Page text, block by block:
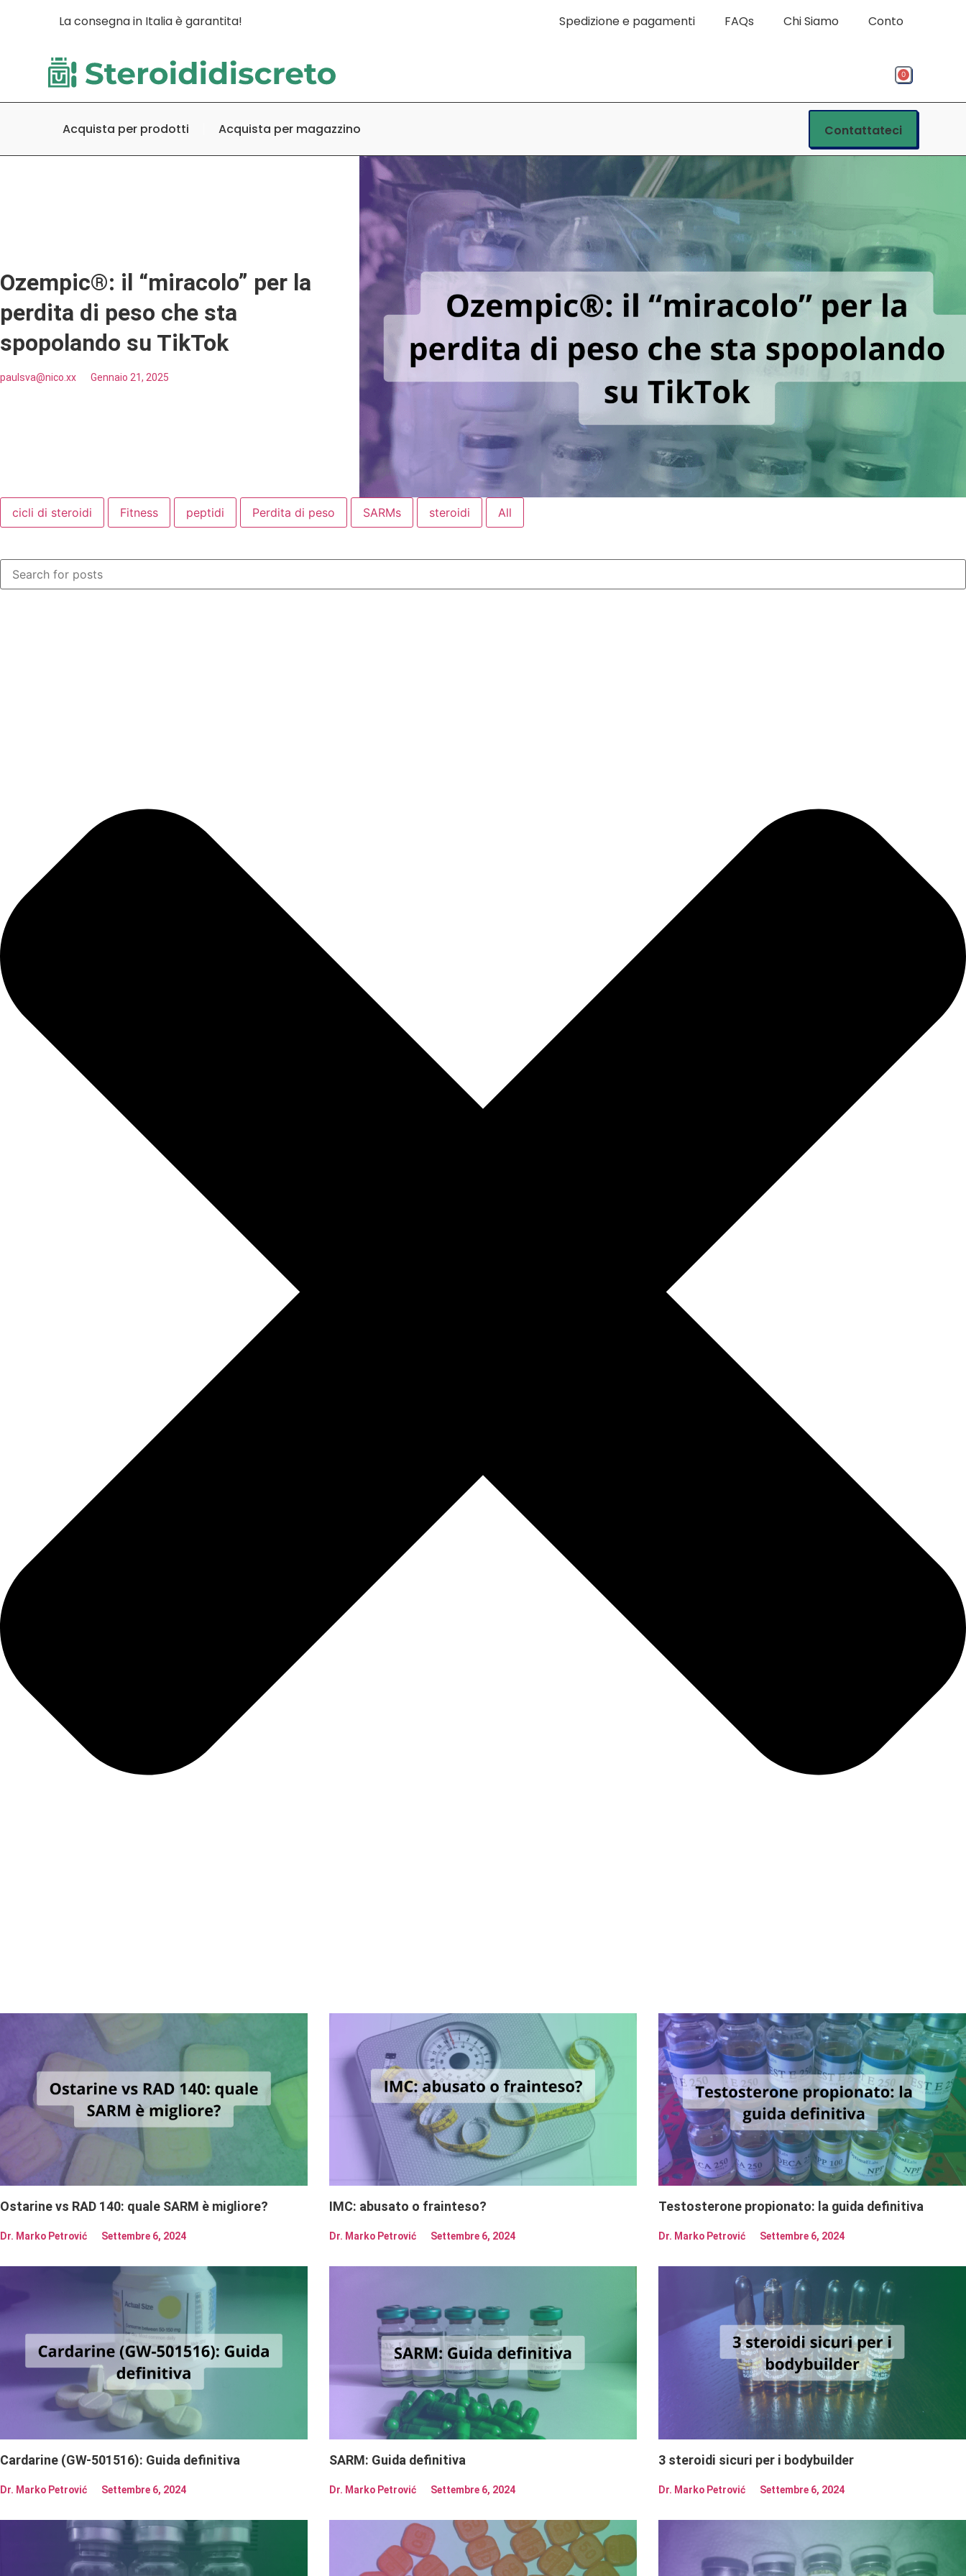
La consegna in Italia è garantita! Spedizione e pagamenti FAQs Chi Siamo Conto
0
Acquista per prodotti Acquista per magazzino Contattateci
Ozempic®: il “miracolo” per la
perdita di peso che sta
spopolando su TikTok
paulsva@nico.xx Gennaio 21, 2025
cicli di steroidi Fitness peptidi Perdita di peso SARMs steroidi All
Ostarine vs RAD 140: quale SARM è migliore?
Dr. Marko Petrović Settembre 6, 2024
IMC: abusato o frainteso?
Dr. Marko Petrović Settembre 6, 2024
Testosterone propionato: la guida definitiva
Dr. Marko Petrović Settembre 6, 2024
Cardarine (GW-501516): Guida definitiva
Dr. Marko Petrović Settembre 6, 2024
SARM: Guida definitiva
Dr. Marko Petrović Settembre 6, 2024
3 steroidi sicuri per i bodybuilder
Dr. Marko Petrović Settembre 6, 2024